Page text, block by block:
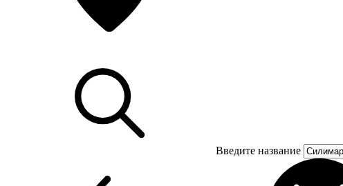
Введите название